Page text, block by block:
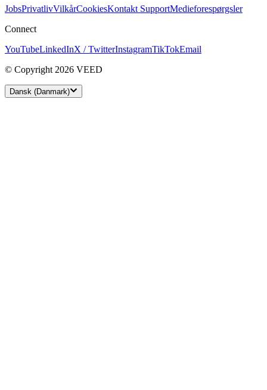
JobsPrivatlivVilkårCookiesKontakt SupportMedieforespørgsler
Connect
YouTubeLinkedInX / TwitterInstagramTikTokEmail
© Copyright 2026 VEED
Dansk (Danmark)